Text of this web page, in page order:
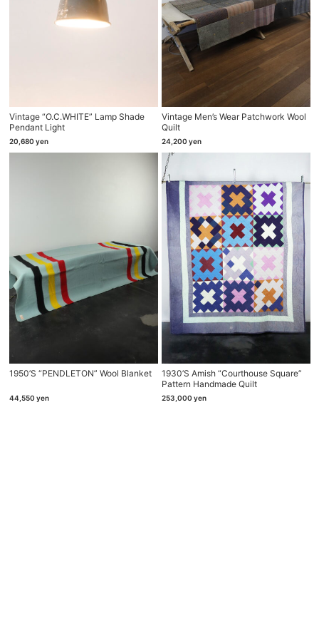
Vintage “O.C.WHITE” Lamp Shade
Pendant Light
20,680 yen
Vintage Men’s Wear Patchwork Wool
Quilt
24,200 yen
1950’s “PENDLETON” Wool Blanket
44,550 yen
1930’s Amish “courthouse Square”
Pattern Handmade Quilt
253,000 yen